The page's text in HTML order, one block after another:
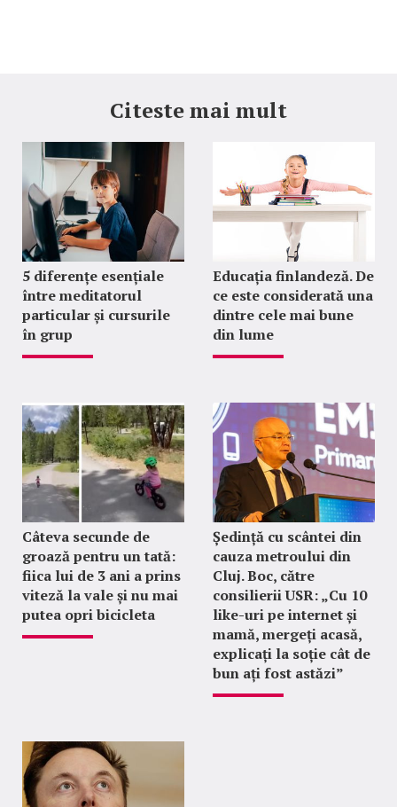
Citeste mai mult
5 diferențe esențiale
între meditatorul
particular și cursurile
în grup
Educația finlandeză. De
ce este considerată una
dintre cele mai bune
din lume
Câteva secunde de
groază pentru un tată:
fiica lui de 3 ani a prins
viteză la vale și nu mai
putea opri bicicleta
Ședință cu scântei din
cauza metroului din
Cluj. Boc, către
consilierii USR: „Cu 10
like-uri pe internet și
mamă, mergeți acasă,
explicați la soție cât de
bun ați fost astăzi”